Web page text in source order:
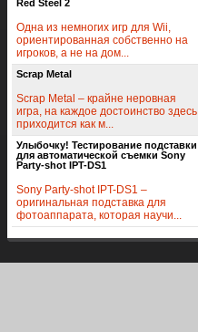
Red Steel 2
Одна из немногих игр для Wii,
ориентированная собственно на
игроков, а не на дом...
Scrap Metal
Scrap Metal – крайне неровная
игра, на каждое достоинство здесь
приходится как м...
Улыбочку! Тестирование подставки
для автоматической съемки Sony
Party-shot IPT-DS1
Sony Party-shot IPT-DS1 –
оригинальная подставка для
фотоаппарата, которая научи...